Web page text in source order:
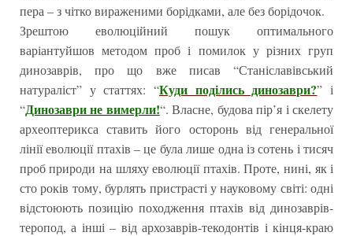
пера – з чітко вираженими борідками, але без борідочок.
Зрештою еволюційний пошук оптимального
варіантуйшов методом проб і помилок у різних груп
динозаврів, про що вже писав “Станіславівський
натураліст” у статтях: “Куди поділись динозаври?” і
“Динозаври не вимерли!“. Власне, будова пір’я і скелету
археоптерикса ставить його осторонь від генеральної
лінії еволюції птахів – це була лише одна із сотень і тисяч
проб природи на шляху еволюції птахів. Проте, нині, як і
сто років тому, бурлять пристрасті у науковому світі: одні
відстоюють позицію походження птахів від динозаврів-
теропод, а інші – від архозаврів-текодонтів і кінця-краю